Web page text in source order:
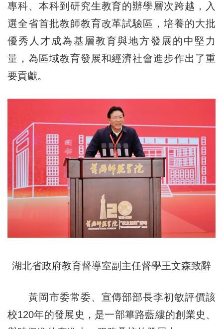
專科、本科到研究生教育的辦學層次跨越，入
選全省首批教師教育改革試驗區，培養的大批
優秀人才成為基層教育與地方發展的中堅力
量，為區域教育發展和經濟社會進步作出了重
要貢獻。
湖北省政府教育督導室副主任督學王文森致辭
黃岡市委常委、宣傳部部長李初敏評價該
校120年的發展史，是一部篳路藍縷的創業史、